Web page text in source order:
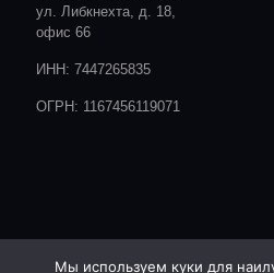
ул. Либкнехта, д. 18,
офис 66
ИНН: 7447265835
ОГРН: 1167456119071
Мы используем куки для